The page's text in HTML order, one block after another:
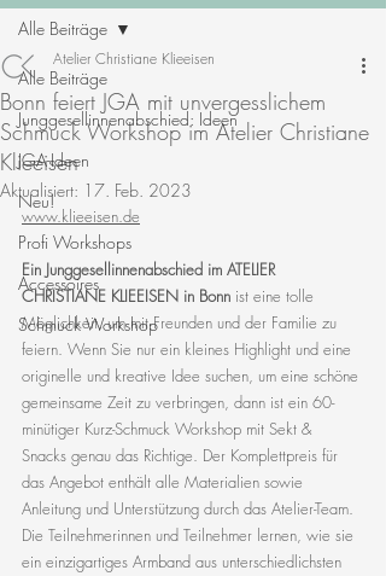
Alle Beiträge
Junggesellinnenabschied: Ideen
JGA-Ideen
Neu!
Profi Workshops
Accessoires
Schmuck Workshop
Alle Beiträge
Bonn feiert JGA mit unvergesslichem
Schmuck Workshop im Atelier Christiane
Klieeisen
Atelier Christiane Klieeisen
Aktualisiert: 17. Feb. 2023
www.klieeisen.de
Ein Junggesellinnenabschied im ATELIER
CHRISTIANE KLIEEISEN in Bonn ist eine tolle
Möglichkeit, um mit Freunden und der Familie zu
feiern. Wenn Sie nur ein kleines Highlight und eine
originelle und kreative Idee suchen, um eine schöne
gemeinsame Zeit zu verbringen, dann ist ein 60-
minütiger Kurz-Schmuck Workshop mit Sekt &
Snacks genau das Richtige. Der Komplettpreis für
das Angebot enthält alle Materialien sowie
Anleitung und Unterstützung durch das Atelier-Team.
Die Teilnehmerinnen und Teilnehmer lernen, wie sie
ein einzigartiges Armband aus unterschiedlichsten